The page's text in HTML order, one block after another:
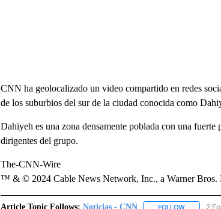
CNN ha geolocalizado un video compartido en redes
de los suburbios del sur de la ciudad conocida como
Dahiyeh es una zona densamente poblada con una
dirigentes del grupo.
The-CNN-Wire
™ & © 2024 Cable News Network, Inc., a Warner Bros.
Article Topic Follows: Noticias - CNN FOLLOWFOLLOW
2